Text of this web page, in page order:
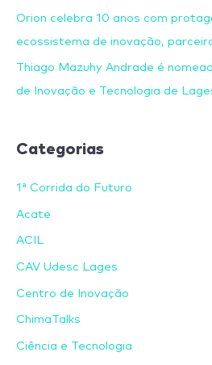
Orion celebra 10 anos com
ecossistema de inovação,
Thiago Mazuhy Andrade é
de Inovação e Tecnologia de
Categorias
1ª Corrida do Futuro
Acate
ACIL
CAV Udesc Lages
Centro de Inovação
ChimaTalks
Ciência e Tecnologia